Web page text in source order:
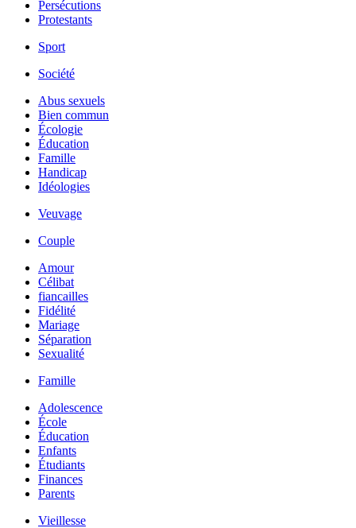
Persécutions
Protestants
Sport
Société
Abus sexuels
Bien commun
Écologie
Éducation
Famille
Handicap
Idéologies
Veuvage
Couple
Amour
Célibat
fiancailles
Fidélité
Mariage
Séparation
Sexualité
Famille
Adolescence
École
Éducation
Enfants
Étudiants
Finances
Parents
Vieillesse